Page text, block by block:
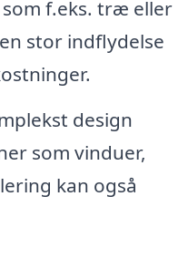
f.eks. træ eller
stor indflydelse
design
som vinduer,
kan også